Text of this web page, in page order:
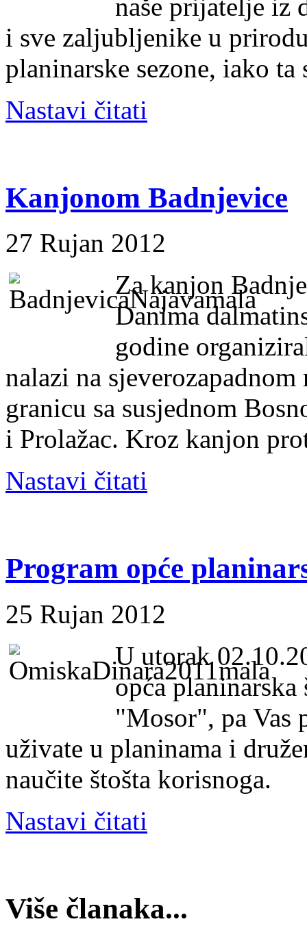
naše prijatelje iz
i sve zaljubljenike u
planinarske sezone, iako ta
Nastavi čitati
Kanjonom Badnjevice
27 Rujan 2012
Za kanjon
Danima
godine
nalazi na
granicu sa susjednom
i Prolažac. Kroz kanjon
Nastavi čitati
Program opće
25 Rujan 2012
U utorak
opća
"Mosor", pa Vas
uživate u planinama i
naučite štošta korisnoga.
Nastavi čitati
Više članaka...